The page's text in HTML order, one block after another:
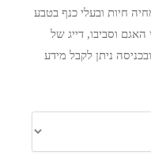
חיות ובעלי כנף בטבע
וסביבו, דייג של
ניתן לקבל מידע